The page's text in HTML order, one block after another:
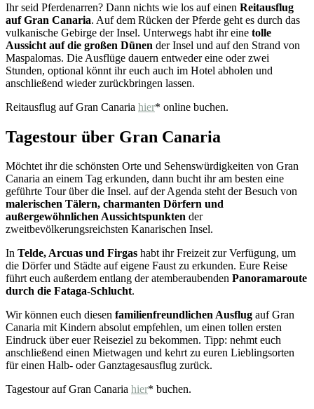
Ihr seid Pferdenarren? Dann nichts wie los auf einen Reitausflug
auf Gran Canaria. Auf dem Rücken der Pferde geht es durch das
vulkanische Gebirge der Insel. Unterwegs habt ihr eine tolle
Aussicht auf die großen Dünen der Insel und auf den Strand von
Maspalomas. Die Ausflüge dauern entweder eine oder zwei
Stunden, optional könnt ihr euch auch im Hotel abholen und
anschließend wieder zurückbringen lassen.
Reitausflug auf Gran Canaria hier* online buchen.
Tagestour über Gran Canaria
Möchtet ihr die schönsten Orte und Sehenswürdigkeiten von Gran
Canaria an einem Tag erkunden, dann bucht ihr am besten eine
geführte Tour über die Insel. auf der Agenda steht der Besuch von
malerischen Tälern, charmanten Dörfern und
außergewöhnlichen Aussichtspunkten der
zweitbevölkerungsreichsten Kanarischen Insel.
In Telde, Arcuas und Firgas habt ihr Freizeit zur Verfügung, um
die Dörfer und Städte auf eigene Faust zu erkunden. Eure Reise
führt euch außerdem entlang der atemberaubenden Panoramaroute
durch die Fataga-Schlucht.
Wir können euch diesen familienfreundlichen Ausflug auf Gran
Canaria mit Kindern absolut empfehlen, um einen tollen ersten
Eindruck über euer Reiseziel zu bekommen. Tipp: nehmt euch
anschließend einen Mietwagen und kehrt zu euren Lieblingsorten
für einen Halb- oder Ganztagesausflug zurück.
Tagestour auf Gran Canaria hier* buchen.